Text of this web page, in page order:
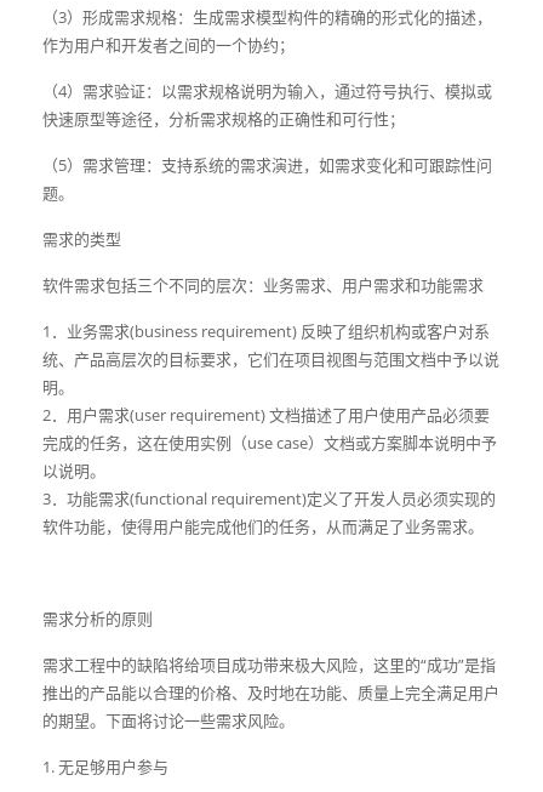
（3）形成需求规格：生成需求模型构件的精确的形式化的描述，
作为用户和开发者之间的一个协约；
（4）需求验证：以需求规格说明为输入，通过符号执行、模拟或
快速原型等途径，分析需求规格的正确性和可行性；
（5）需求管理：支持系统的需求演进，如需求变化和可跟踪性问
题。
需求的类型
软件需求包括三个不同的层次：业务需求、用户需求和功能需求
1．业务需求(business requirement) 反映了组织机构或客户对系
统、产品高层次的目标要求，它们在项目视图与范围文档中予以说
明。
2．用户需求(user requirement) 文档描述了用户使用产品必须要
完成的任务，这在使用实例（use case）文档或方案脚本说明中予
以说明。
3．功能需求(functional requirement)定义了开发人员必须实现的
软件功能，使得用户能完成他们的任务，从而满足了业务需求。
需求分析的原则
需求工程中的缺陷将给项目成功带来极大风险，这里的“成功”是指
推出的产品能以合理的价格、及时地在功能、质量上完全满足用户
的期望。下面将讨论一些需求风险。
1. 无足够用户参与